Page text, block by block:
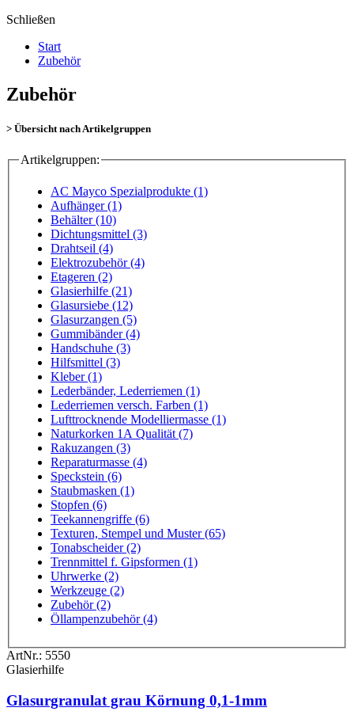
Schließen
Start
Zubehör
Zubehör
> Übersicht nach Artikelgruppen
Artikelgruppen:
AC Mayco Spezialprodukte (1)
Aufhänger (1)
Behälter (10)
Dichtungsmittel (3)
Drahtseil (4)
Elektrozubehör (4)
Etageren (2)
Glasierhilfe (21)
Glasursiebe (12)
Glasurzangen (5)
Gummibänder (4)
Handschuhe (3)
Hilfsmittel (3)
Kleber (1)
Lederbänder, Lederriemen (1)
Lederriemen versch. Farben (1)
Lufttrocknende Modelliermasse (1)
Naturkorken 1A Qualität (7)
Rakuzangen (3)
Reparaturmasse (4)
Speckstein (6)
Staubmasken (1)
Stopfen (6)
Teekannengriffe (6)
Texturen, Stempel und Muster (65)
Tonabscheider (2)
Trennmittel f. Gipsformen (1)
Uhrwerke (2)
Werkzeuge (2)
Zubehör (2)
Öllampenzubehör (4)
ArtNr.: 5550
Glasierhilfe
Glasurgranulat grau Körnung 0,1-1mm